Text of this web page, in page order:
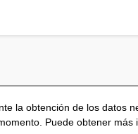
la obtención de los
Puede obtener más